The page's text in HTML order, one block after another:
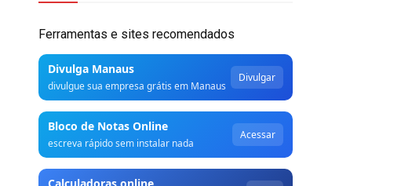
Ferramentas e sites recomendados
Divulga Manaus
divulgue sua empresa grátis em Manaus
Divulgar
Bloco de Notas Online
escreva rápido sem instalar nada
Acessar